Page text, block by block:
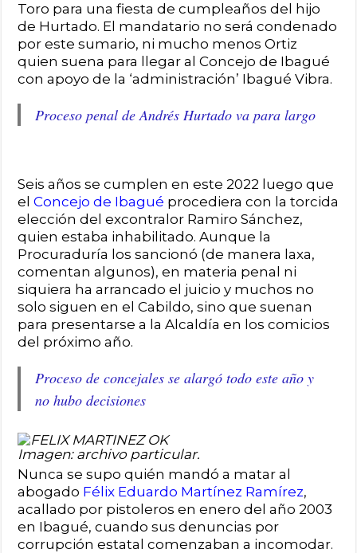
Toro para una fiesta de cumpleaños del hijo
de Hurtado. El mandatario no será condenado
por este sumario, ni mucho menos Ortiz
quien suena para llegar al Concejo de Ibagué
con apoyo de la ‘administración’ Ibagué Vibra.
Proceso penal de Andrés Hurtado va para largo
Seis años se cumplen en este 2022 luego que
el Concejo de Ibagué procediera con la torcida
elección del excontralor Ramiro Sánchez,
quien estaba inhabilitado. Aunque la
Procuraduría los sancionó (de manera laxa,
comentan algunos), en materia penal ni
siquiera ha arrancado el juicio y muchos no
solo siguen en el Cabildo, sino que suenan
para presentarse a la Alcaldía en los comicios
del próximo año.
Proceso de concejales se alargó todo este año y
no hubo decisiones
Imagen: archivo particular.
Nunca se supo quién mandó a matar al
abogado Félix Eduardo Martínez Ramírez,
acallado por pistoleros en enero del año 2003
en Ibagué, cuando sus denuncias por
corrupción estatal comenzaban a incomodar.